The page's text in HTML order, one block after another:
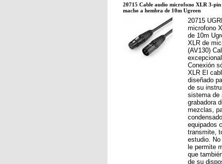
20715 Cable audio microfono XLR 3-
macho a hembra de 10m Ugreen
20715
microfono
de 10m
XLR de
(AV130)
Conexión
XLR El
diseñado
de su
sistema de
grabadora
mezclas,
equipados
transmite,
estudio.
le permite
que
de su